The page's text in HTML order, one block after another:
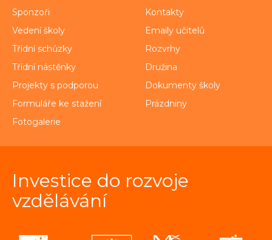
Sponzoři
Kontakty
Vedení školy
Emaily učitelů
Třídní schůzky
Rozvrhy
Třídní nástěnky
Družina
Projekty s podporou
Dokumenty školy
Formuláře ke stažení
Prázdniny
Fotogalerie
Investice do rozvoje
vzdělávání